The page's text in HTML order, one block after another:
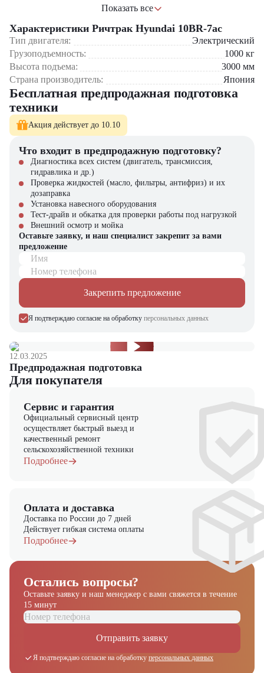
управления
Безопасность
система автоматического
торможения и защитные
Логистические центры
Производственные предприятия
Торговые склады и гипермаркеты
Почему стоит выбрать Hyundai 10BR-7ac?
Отличная маневренность и компактные размеры — идеален для
Интеллектуальная система управления и плавное ускорение
Долговечный и энергоэффективный электродвигатель
Эргономичное рабочее место оператора с высоким уровнем
Качество и технологии от мирового лидера Hyundai
Купить ричтрак Hyundai 10BR-7ac в компании "ЦТО"
Компания "ЦТО" – официальный дилер техники Hyundai,
предлагающий новые модели складского оборудования с гарантией.
У нас вы найдете: широкий выбор спецтехники, вилочных
погрузчиков, малой складской техники, навесного оборудования,
запчасти для долгосрочной эксплуатации, профессиональные
консультации по выбору техники.
Мы осуществляем быструю доставку по всей России и
обеспечиваем сервисное обслуживание и ремонт.
📞 Звоните прямо сейчас для уточнения деталей и оформления
заказа!
7ac в "ЦТО"!
Показать все
Характеристики Ричтрак Hyundai 10BR-7ac
Тип двигателя:
Электрический
Грузоподъемность:
1000 кг
Высота подъема:
3000 мм
Страна производитель:
Япония
Бесплатная предпродажная подготовка
техники
Акция действует до 10.10
Что входит в предпродажную подготовку?
Диагностика всех систем (двигатель, трансмиссия,
гидравлика и др.)
Проверка жидкостей (масло, фильтры, антифриз) и их
дозаправка
Установка навесного оборудования
Тест-драйв и обкатка для проверки работы под нагрузкой
Внешний осмотр и мойка
Оставьте заявку, и наш специалист закрепит за вами
предложение
Имя
Номер телефона
Закрепить предложение
Я подтверждаю согласие на обработку персональных данных
12.03.2025
Предпродажная подготовка
Для покупателя
Сервис и гарантия
Официальный сервисный центр
осуществляет быстрый выезд и
качественный ремонт
сельскохозяйственной техники
Подробнее
Оплата и доставка
Доставка по России до 7 дней
Действует гибкая система оплаты
Подробнее
Остались вопросы?
Оставьте заявку и наш менеджер с вами свяжется в течение
15 минут
Отправить заявку
Я подтверждаю согласие на обработку персональных данных